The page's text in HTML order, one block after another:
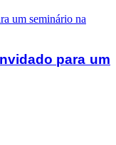
para um